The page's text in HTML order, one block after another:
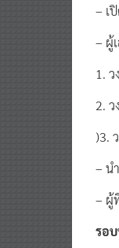
– เ
– ผู้
1.
2.
)3.
– น
– ผู้
รอ